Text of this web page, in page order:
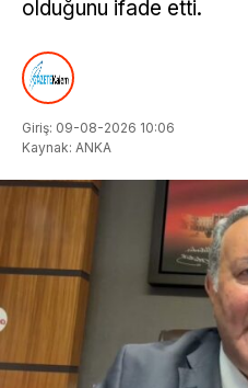
olduğunu ifade etti.
Giriş: 09-08-2026 10:06
Kaynak: ANKA